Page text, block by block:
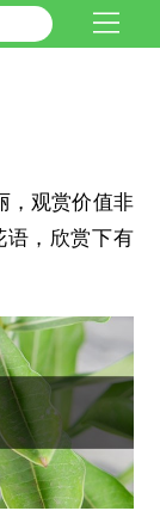
，观赏价值非
语，欣赏下有